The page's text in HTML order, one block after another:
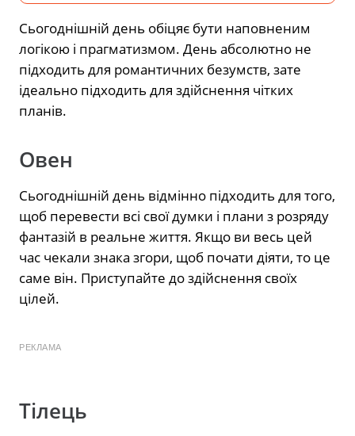
Сьогоднішній день обіцяє бути наповненим
логікою і прагматизмом. День абсолютно не
підходить для романтичних безумств, зате
ідеально підходить для здійснення чітких
планів.
Овен
Сьогоднішній день відмінно підходить для того,
щоб перевести всі свої думки і плани з розряду
фантазій в реальне життя. Якщо ви весь цей
час чекали знака згори, щоб почати діяти, то це
саме він. Приступайте до здійснення своїх
цілей.
РЕКЛАМА
Тілець